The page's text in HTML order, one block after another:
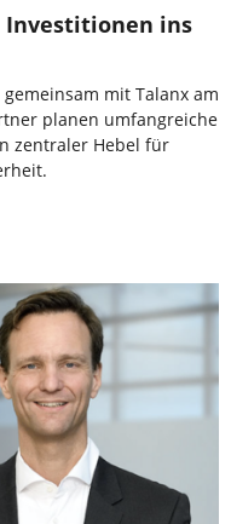
Investitionen ins
mit Talanx am
planen umfangreiche
zentraler Hebel für